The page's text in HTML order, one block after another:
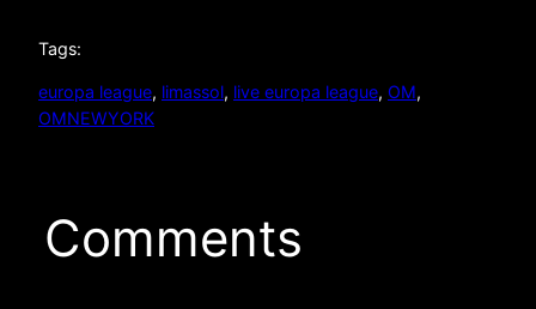
Tags:
europa league, limassol, live europa league, OM
OMNEWYORK
Comments